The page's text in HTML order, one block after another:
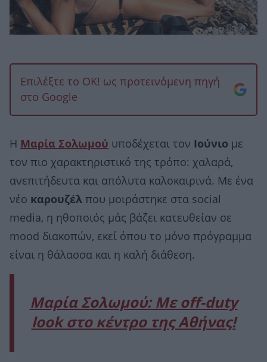
Επιλέξτε το OK! ως προτεινόμενη πηγή
στο Google
Η Μαρία Σολωμού υποδέχεται τον Ιούνιο με
τον πιο χαρακτηριστικό της τρόπο: χαλαρά,
ανεπιτήδευτα και απόλυτα καλοκαιρινά. Με ένα
νέο καρουζέλ που μοιράστηκε στα social
media, η ηθοποιός μάς βάζει κατευθείαν σε
mood διακοπών, εκεί όπου το μόνο πρόγραμμα
είναι η θάλασσα και η καλή διάθεση.
Μαρία Σολωμού: Με off-duty
look στο κέντρο της Αθήνας!